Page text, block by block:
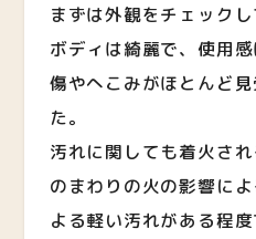
まずは外観をチェックし
ボディは綺麗で、使用
傷やへこみがほとんど
た。
汚れに関しても着火さ
のまわりの火の影響に
よる軽い汚れがある程